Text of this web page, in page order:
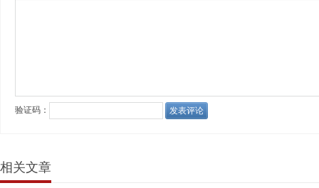
相关文章